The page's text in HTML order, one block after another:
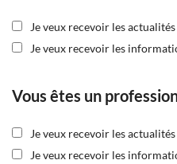
Je veux recevoir les actualités
Je veux recevoir les
Vous êtes un
Je veux recevoir les actualités
Je veux recevoir les